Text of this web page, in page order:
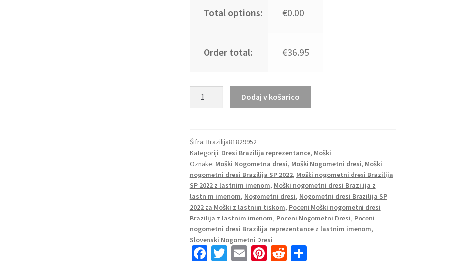
Total options: €0.00
Order total: €36.95
Domači
SP
2022
Kratek
Rokav
RAPHAEL
19
količina
Dodaj v košarico
Šifra: Brazilija81829952
Kategoriji: Dresi Brazilija reprezentance, Moški
Oznake: Moški Nogometna dresi, Moški Nogometni dresi, Moški
nogometni dresi Brazilija SP 2022, Moški nogometni dresi Brazilija
SP 2022 z lastnim imenom, Moški nogometni dresi Brazilija z
lastnim imenom, Nogometni dresi, Nogometni dresi Brazilija SP
2022 za Moški z lastnim tiskom, Poceni Moški nogometni dresi
Brazilija z lastnim imenom, Poceni Nogometni Dresi, Poceni
nogometni dresi Brazilija reprezentance z lastnim imenom,
Slovenski Nogometni Dresi
Fa T E Pi R S